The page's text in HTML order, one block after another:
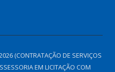
(CONTRATAÇÃO DE SERVIÇOS
EM LICITAÇÃO COM